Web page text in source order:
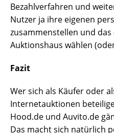
Bezahlverfahren und
Nutzer ja ihre eigenen
zusammenstellen und
Auktionshaus wählen
Fazit
Wer sich als Käufer oder
Internetauktionen
Hood.de und Auvito.de
Das macht sich natürlich